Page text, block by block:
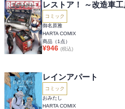
レストア！ ～改造車
コミック
御名原雅
HARTA COMIX
商品（1 点）
¥946 (税込)
レインアパート
コミック
おみたし
HARTA COMIX